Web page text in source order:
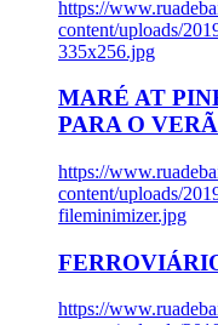
https://
content/uploads/
335x256.jpg
MARÉ AT
PARA O
https://
content/uploads/
fileminimizer.jpg
https://